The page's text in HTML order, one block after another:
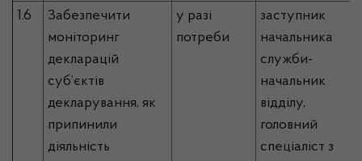
1.6
Забезпечити
моніторинг
декларацій
суб’єктів
декларування, як
припинили
діяльність
у разі
потреби
заступник
начальника
служби-
начальник
відділу,
головний
спеціаліст з